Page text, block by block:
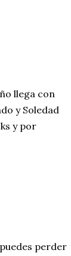
llega con
y Soledad
y por
perder